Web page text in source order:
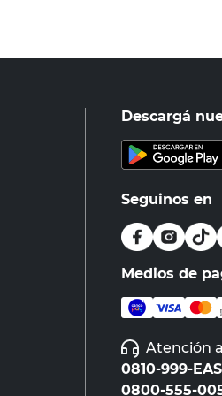
Descargá
Seguinos en
Medios de
Atención
0810-999-
0800-555-